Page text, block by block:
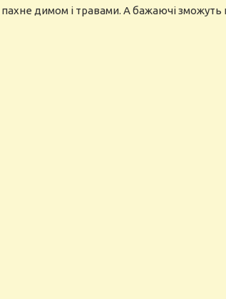
димом і травами. А бажаючі зможуть